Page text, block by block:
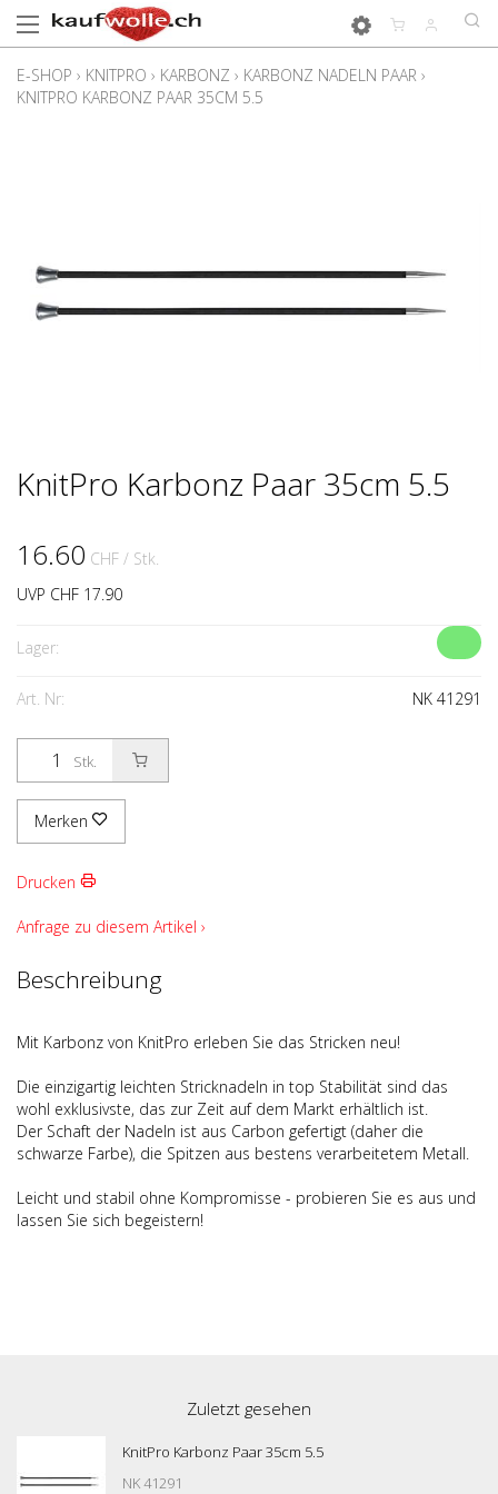
E-SHOP › KNITPRO › KARBONZ › KARBONZ NADELN PAAR ›
KNITPRO KARBONZ PAAR 35CM 5.5
KnitPro Karbonz Paar 35cm 5.5
16.60 CHF / Stk.
UVP CHF 17.90
Lager:
Art. Nr: NK 41291
Stk.
Merken
Drucken
Anfrage zu diesem Artikel ›
Beschreibung
Mit Karbonz von KnitPro erleben Sie das Stricken neu!
Die einzigartig leichten Stricknadeln in top Stabilität sind das
wohl exklusivste, das zur Zeit auf dem Markt erhältlich ist.
Der Schaft der Nadeln ist aus Carbon gefertigt (daher die
schwarze Farbe), die Spitzen aus bestens verarbeitetem Metall.
Leicht und stabil ohne Kompromisse - probieren Sie es aus und
lassen Sie sich begeistern!
Zuletzt gesehen
KnitPro Karbonz Paar 35cm 5.5
NK 41291